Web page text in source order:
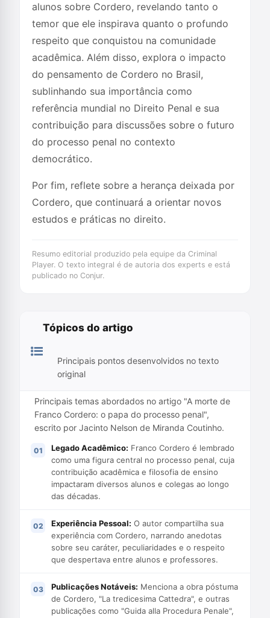
alunos sobre Cordero, revelando tanto o
temor que ele inspirava quanto o profundo
respeito que conquistou na comunidade
acadêmica. Além disso, explora o impacto
do pensamento de Cordero no Brasil,
sublinhando sua importância como
referência mundial no Direito Penal e sua
contribuição para discussões sobre o futuro
do processo penal no contexto
democrático.
Por fim, reflete sobre a herança deixada por
Cordero, que continuará a orientar novos
estudos e práticas no direito.
Resumo editorial produzido pela equipe da Criminal
Player. O texto integral é de autoria dos experts e está
publicado no Conjur.
Tópicos do artigo
Principais pontos desenvolvidos no texto
original
Principais temas abordados no artigo "A morte de
Franco Cordero: o papa do processo penal",
escrito por Jacinto Nelson de Miranda Coutinho.
Legado Acadêmico: Franco Cordero é lembrado
como uma figura central no processo penal, cuja
contribuição acadêmica e filosofia de ensino
impactaram diversos alunos e colegas ao longo
das décadas.
Experiência Pessoal: O autor compartilha sua
experiência com Cordero, narrando anedotas
sobre seu caráter, peculiaridades e o respeito
que despertava entre alunos e professores.
Publicações Notáveis: Menciona a obra póstuma
de Cordero, "La tredicesima Cattedra", e outras
publicações como "Guida alla Procedura Penale",